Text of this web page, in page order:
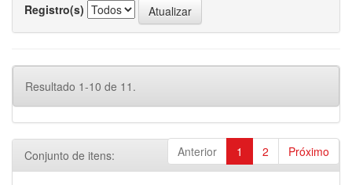
Registro(s)
Resultado 1-10 de 11.
Anterior 1 2 Próximo
Conjunto de itens: